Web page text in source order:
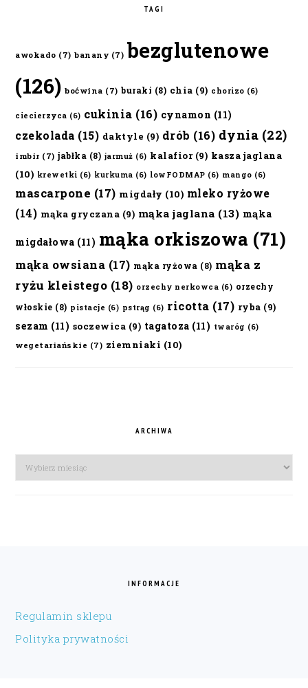
TAGI
awokado (7) banany (7) bezglutenowe
(126) boćwina (7) buraki (8) chia (9) chorizo (6)
ciecierzyca (6) cukinia (16) cynamon (11)
czekolada (15) daktyle (9) drób (16) dynia (22)
imbir (7) jabłka (8) jarmuż (6) kalafior(9) kasza jaglana
(10) krewetki (6) kurkuma (6) lowFODMAP (6) mango (6)
mascarpone (17) migdały (10) mleko ryżowe
(14) mąka gryczana (9) mąka jaglana (13) mąka
migdałowa (11) mąka orkiszowa (71)
mąka owsiana (17) mąka ryżowa (8) mąka z
ryżu kleistego (18) orzechy nerkowca (6) orzechy
włoskie (8) pistacje (6) pstrąg (6) ricotta (17) ryba (9)
sezam (11) soczewica (9) tagatoza (11) twaróg (6)
wegetariańskie (7) ziemniaki (10)
ARCHIWA
Archiwa
INFORMACJE
Regulamin sklepu
Polityka prywatności